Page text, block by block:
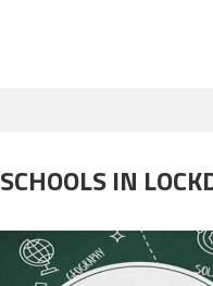
SCHOOLS IN